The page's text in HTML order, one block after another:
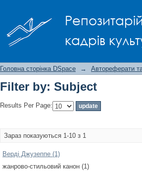
кадрів
Головна сторінка DSpace → Автореферати
Filter by: Subject
Results Per Page:
Зараз показуються 1-10 з 1
Верді Джузеппе (1)
жанрово-стильовий канон (1)